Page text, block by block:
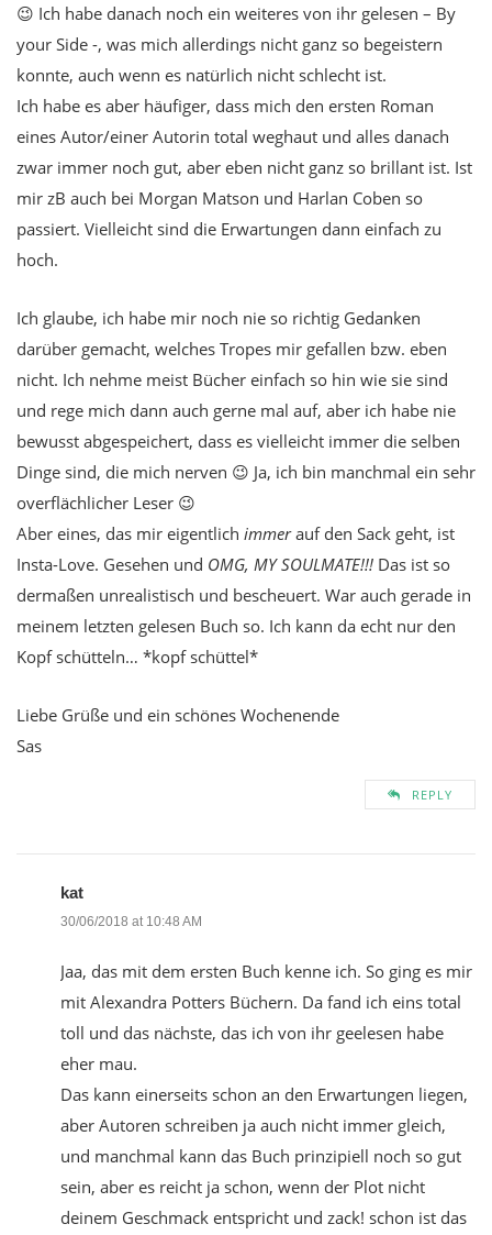
😉 Ich habe danach noch ein weiteres von ihr gelesen – By
your Side -, was mich allerdings nicht ganz so begeistern
konnte, auch wenn es natürlich nicht schlecht ist.
Ich habe es aber häufiger, dass mich den ersten Roman
eines Autor/einer Autorin total weghaut und alles danach
zwar immer noch gut, aber eben nicht ganz so brillant ist. Ist
mir zB auch bei Morgan Matson und Harlan Coben so
passiert. Vielleicht sind die Erwartungen dann einfach zu
hoch.
Ich glaube, ich habe mir noch nie so richtig Gedanken
darüber gemacht, welches Tropes mir gefallen bzw. eben
nicht. Ich nehme meist Bücher einfach so hin wie sie sind
und rege mich dann auch gerne mal auf, aber ich habe nie
bewusst abgespeichert, dass es vielleicht immer die selben
Dinge sind, die mich nerven 😉 Ja, ich bin manchmal ein sehr
overflächlicher Leser 😉
Aber eines, das mir eigentlich immerauf den Sack geht, ist
Insta-Love. Gesehen und OMG, MY SOULMATE!!! Das ist so
dermaßen unrealistisch und bescheuert. War auch gerade in
meinem letzten gelesen Buch so. Ich kann da echt nur den
Kopf schütteln… *kopf schüttel*
Liebe Grüße und ein schönes Wochenende
Sas
REPLY
kat
30/06/2018 at 10:48 AM
Jaa, das mit dem ersten Buch kenne ich. So ging es mir
mit Alexandra Potters Büchern. Da fand ich eins total
toll und das nächste, das ich von ihr geelesen habe
eher mau.
Das kann einerseits schon an den Erwartungen liegen,
aber Autoren schreiben ja auch nicht immer gleich,
und manchmal kann das Buch prinzipiell noch so gut
sein, aber es reicht ja schon, wenn der Plot nicht
deinem Geschmack entspricht und zack! schon ist das